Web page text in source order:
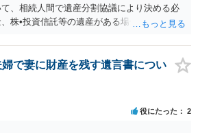
、相続人間で遺産分割協議により決める必
株•投資信託等の遺産がある場合に、どの遺
いうような分け方をするのか等について
協議により決める必要があります）。
で妻に財産を残す遺言書につい
役にたった 2